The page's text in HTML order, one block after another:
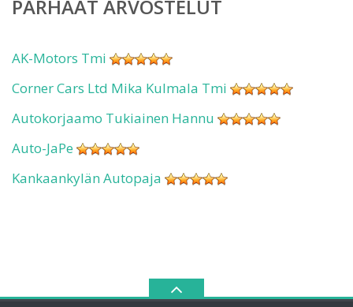
PARHAAT ARVOSTELUT
AK-Motors Tmi
Corner Cars Ltd Mika Kulmala Tmi
Autokorjaamo Tukiainen Hannu
Auto-JaPe
Kankaankylän Autopaja